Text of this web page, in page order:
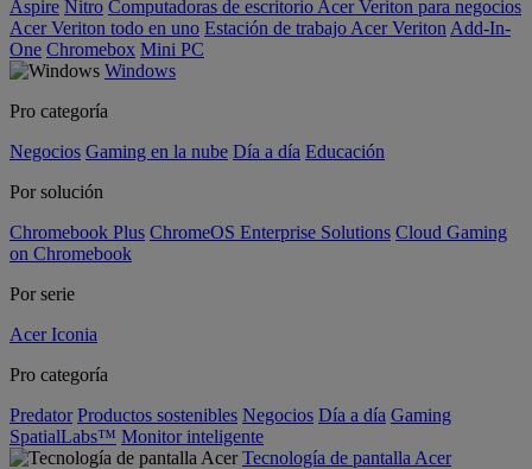
Aspire Nitro Computadoras de escritorio Acer Veriton para negocios
Acer Veriton todo en uno Estación de trabajo Acer Veriton Add-In-
One Chromebox Mini PC
Windows
Pro categoría
Negocios Gaming en la nube Día a día Educación
Por solución
Chromebook Plus ChromeOS Enterprise Solutions Cloud Gaming
on Chromebook
Por serie
Acer Iconia
Pro categoría
Predator Productos sostenibles Negocios Día a día Gaming
SpatialLabs™ Monitor inteligente
Tecnología de pantalla Acer